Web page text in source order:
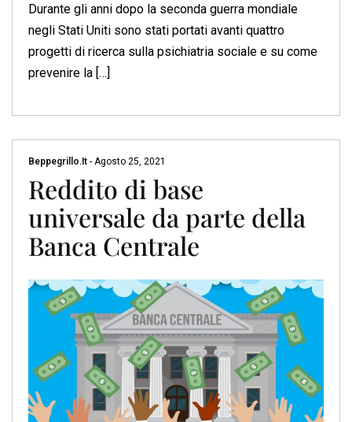
Durante gli anni dopo la seconda guerra mondiale
negli Stati Uniti sono stati portati avanti quattro
progetti di ricerca sulla psichiatria sociale e su come
prevenire la […]
Beppegrillo.it - Agosto 25, 2021
Reddito di base
universale da parte della
Banca Centrale